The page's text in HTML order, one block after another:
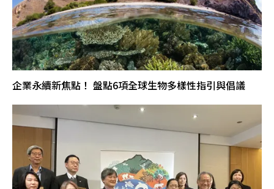
企業永續新焦點！ 盤點6項全球生物多樣性指引與倡議